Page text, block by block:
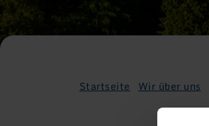
Startseite Wir über uns